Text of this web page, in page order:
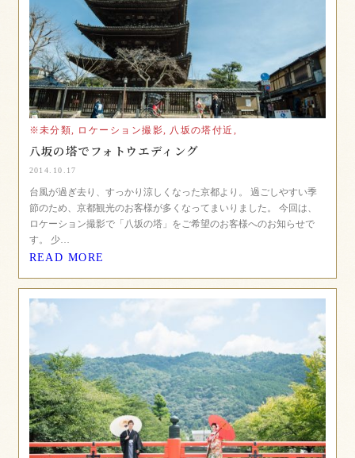
※未分類, ロケーション撮影, 八坂の塔付近,
八坂の塔でフォトウエディング
2014.10.17
台風が過ぎ去り、すっかり涼しくなった京都より。 過ごしやすい季
節のため、京都観光のお客様が多くなってまいりました。 今回は、
ロケーション撮影で「八坂の塔」をご希望のお客様へのお知らせで
す。 少…
READ MORE